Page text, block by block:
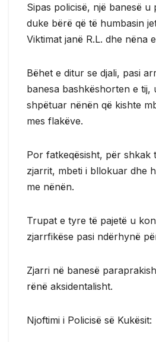
Sipas policisë, një banesë
duke bërë që të humbasin
Viktimat janë R.L. dhe nëna
Bëhet e ditur se djali, pasi
banesa bashkëshorten e tij,
shpëtuar nënën që kishte
mes flakëve.
Por fatkeqësisht, për shkak
zjarrit, mbeti i bllokuar dhe
me nënën.
Trupat e tyre të pajetë u
zjarrfikëse pasi ndërhynë
Zjarri në banesë
rënë aksidentalisht.
Njoftimi i Policisë së Kukësit: